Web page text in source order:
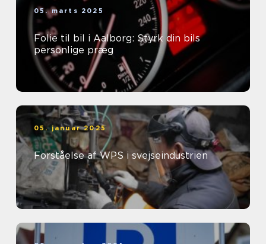
05. marts 2025
Folie til bil i Aalborg: Styrk din bils
personlige præg
05. januar 2025
Forståelse af WPS i svejseindustrien